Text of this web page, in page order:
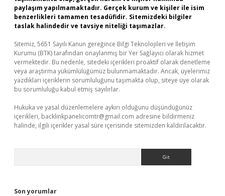
paylaşım yapılmamaktadır. Gerçek kurum ve kişiler ile isim
benzerlikleri tamamen tesadüfidir. Sitemizdeki bilgiler
taslak halindedir ve tavsiye niteliği taşımazlar.
Sitemiz, 5651 Sayılı Kanun gereğince Bilgi Teknolojileri ve İletişim
Kurumu (BTK) tarafından onaylanmış bir Yer Sağlayıcı olarak hizmet
vermektedir. Bu nedenle, sitedeki içerikleri proaktif olarak denetleme
veya araştırma yükümlülüğümüz bulunmamaktadır. Ancak, üyelerimiz
yazdıkları içeriklerin sorumluluğunu taşımakta olup, siteye üye olarak
bu sorumluluğu kabul etmiş sayılırlar.
Hukuka ve yasal düzenlemelere aykırı olduğunu düşündüğünüz
içerikleri, backlinkpanelicomtr@gmail.com adresine bildirmeniz
halinde, ilgili içerikler yasal süre içerisinde sitemizden kaldırılacaktır.
Son yorumlar